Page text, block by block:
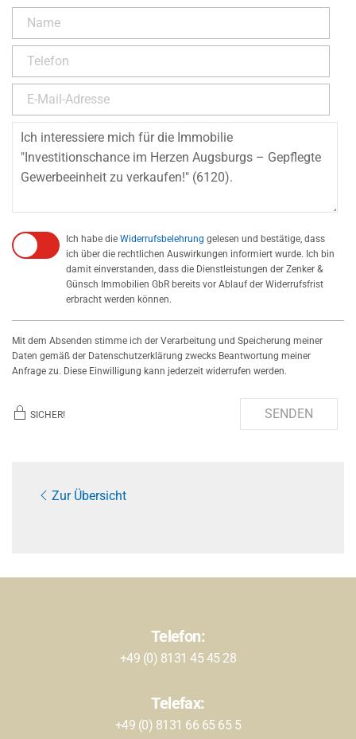
Ich habe die Widerrufsbelehrung gelesen und bestätige, dass
ich über die rechtlichen Auswirkungen informiert wurde. Ich bin
damit einverstanden, dass die Dienstleistungen der Zenker &
Günsch Immobilien GbR bereits vor Ablauf der Widerrufsfrist
erbracht werden können.
Mit dem Absenden stimme ich der Verarbeitung und Speicherung meiner
Daten gemäß der Datenschutzerklärung zwecks Beantwortung meiner
Anfrage zu. Diese Einwilligung kann jederzeit widerrufen werden.
SICHER! SENDEN
Zur Übersicht
Telefon:
+49 (0) 8131 45 45 28
Telefax:
+49 (0) 8131 66 65 65 5